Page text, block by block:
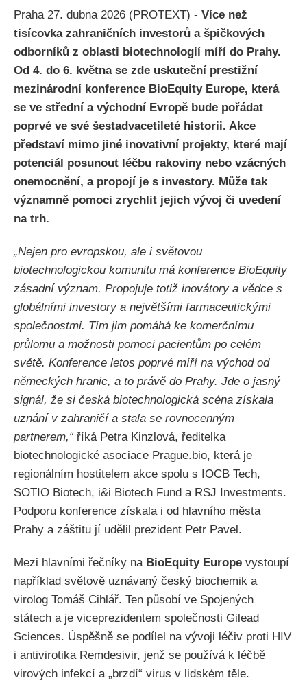
Praha 27. dubna 2026 (PROTEXT) - Více než
tisícovka zahraničních investorů a špičkových
odborníků z oblasti biotechnologií míří do Prahy.
Od 4. do 6. května se zde uskuteční prestižní
mezinárodní konference BioEquity Europe, která
se ve střední a východní Evropě bude pořádat
poprvé ve své šestadvacetileté historii. Akce
představí mimo jiné inovativní projekty, které mají
potenciál posunout léčbu rakoviny nebo vzácných
onemocnění, a propojí je s investory. Může tak
významně pomoci zrychlit jejich vývoj či uvedení
na trh.
„Nejen pro evropskou, ale i světovou
biotechnologickou komunitu má konference BioEquity
zásadní význam. Propojuje totiž inovátory a vědce s
globálními investory a největšími farmaceutickými
společnostmi. Tím jim pomáhá ke komerčnímu
průlomu a možnosti pomoci pacientům po celém
světě. Konference letos poprvé míří na východ od
německých hranic, a to právě do Prahy. Jde o jasný
signál, že si česká biotechnologická scéna získala
uznání v zahraničí a stala se rovnocenným
partnerem,“ říká Petra Kinzlová, ředitelka
biotechnologické asociace Prague.bio, která je
regionálním hostitelem akce spolu s IOCB Tech,
SOTIO Biotech, i&i Biotech Fund a RSJ Investments.
Podporu konference získala i od hlavního města
Prahy a záštitu jí udělil prezident Petr Pavel.
Mezi hlavními řečníky na BioEquity Europe vystoupí
například světově uznávaný český biochemik a
virolog Tomáš Cihlář. Ten působí ve Spojených
státech a je viceprezidentem společnosti Gilead
Sciences. Úspěšně se podílel na vývoji léčiv proti HIV
i antivirotika Remdesivir, jenž se používá k léčbě
virových infekcí a „brzdí“ virus v lidském těle.